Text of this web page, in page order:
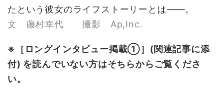
たという彼女のライフストーリーとは――。
文 藤村幸代 撮影 Ap,Inc.
※［ ロングインタビュー掲載①］(関連記事に添
付) を読んでいない方はそちらからご覧くださ
い。